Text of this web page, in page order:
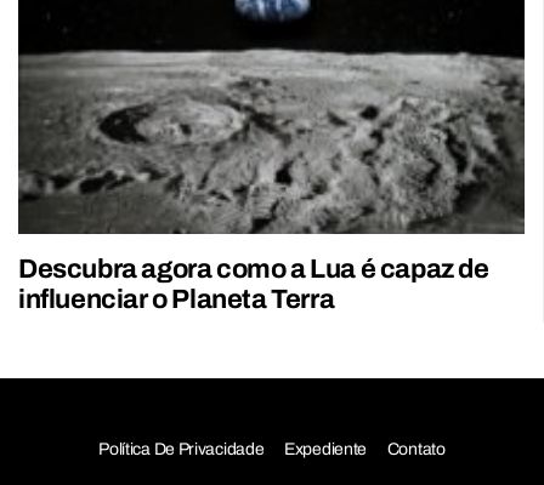
Descubra agora como a Lua é capaz de
influenciar o Planeta Terra
Política De Privacidade Expediente Contato